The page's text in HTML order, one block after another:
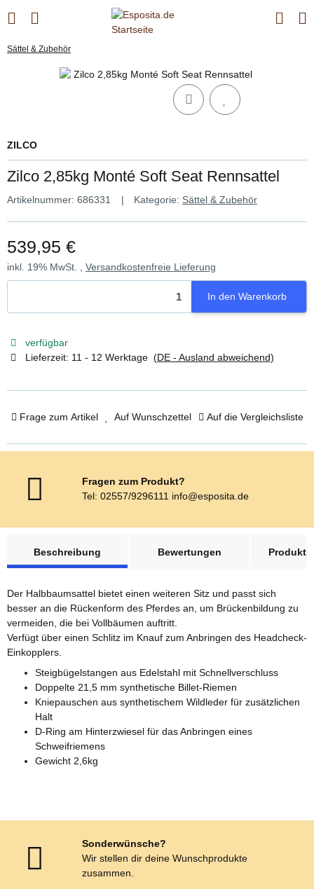
Sättel & Zubehör
ZILCO
Zilco 2,85kg Monté Soft Seat Rennsattel
Artikelnummer: 686331 Kategorie: Sättel & Zubehör
539,95 €
inkl. 19% MwSt. , Versandkostenfreie Lieferung
In den Warenkorb
verfügbar
Lieferzeit: 11 - 12 Werktage (DE - Ausland abweichend)
Frage zum Artikel Auf Wunschzettel Auf die Vergleichsliste
Fragen zum Produkt?
Tel: 02557/9296111 info@esposita.de
Beschreibung
Bewertungen
Der Halbbaumsattel bietet einen weiteren Sitz und passt sich
besser an die Rückenform des Pferdes an, um Brückenbildung zu
vermeiden, die bei Vollbäumen auftritt.
Verfügt über einen Schlitz im Knauf zum Anbringen des Headcheck-
Einkopplers.
Steigbügelstangen aus Edelstahl mit Schnellverschluss
Doppelte 21,5 mm synthetische Billet-Riemen
Kniepauschen aus synthetischem Wildleder für zusätzlichen
Halt
D-Ring am Hinterzwiesel für das Anbringen eines
Schweifriemens
Gewicht 2,6kg
Sonderwünsche?
Wir stellen dir deine Wunschprodukte
zusammen.